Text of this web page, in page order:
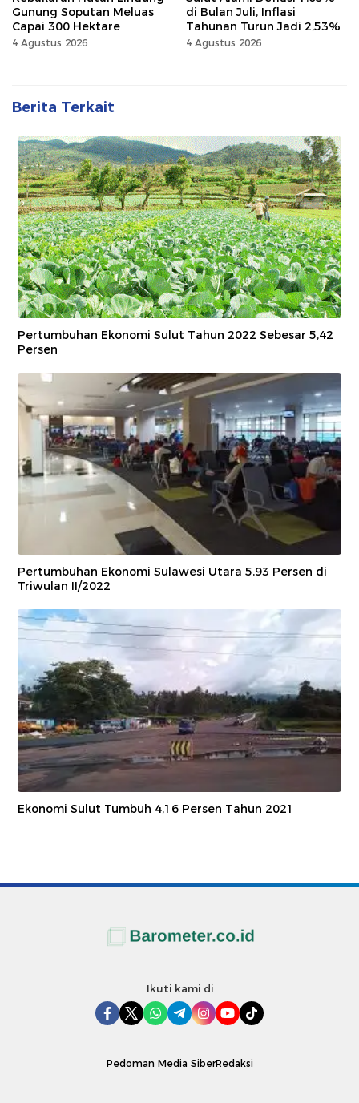
Gunung Soputan Meluas
Capai 300 Hektare
4 Agustus 2026
di Bulan Juli, Inflasi
Tahunan Turun Jadi 2,53%
4 Agustus 2026
Berita Terkait
Pertumbuhan Ekonomi Sulut Tahun 2022 Sebesar 5,42
Persen
Pertumbuhan Ekonomi Sulawesi Utara 5,93 Persen di
Triwulan II/2022
Ekonomi Sulut Tumbuh 4,16 Persen Tahun 2021
Ikuti kami di
Pedoman Media SiberRedaksi